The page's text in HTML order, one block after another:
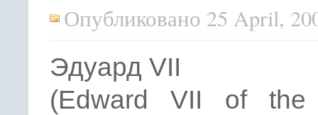
Опубликовано 25 April,
Эдуард VII
(Edward VII of the